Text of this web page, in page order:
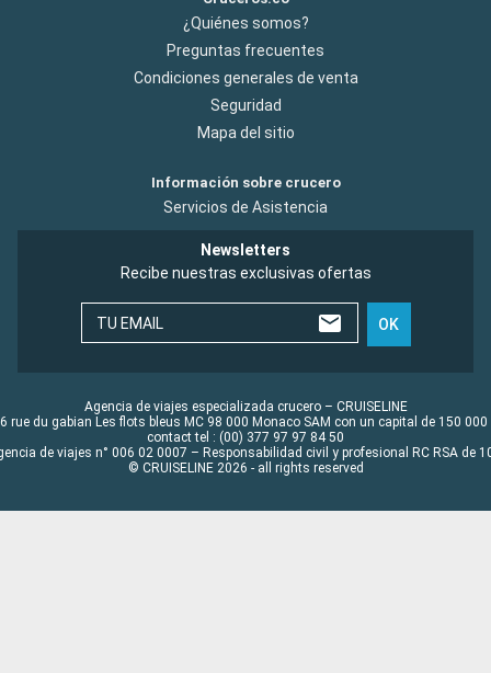
¿Quiénes somos?
Preguntas frecuentes
Condiciones generales de venta
Seguridad
Mapa del sitio
Información sobre crucero
Servicios de Asistencia
Newsletters
Recibe nuestras exclusivas ofertas
TU EMAIL OK
Agencia de viajes especializada crucero – CRUISELINE
rue du gabian Les flots bleus MC 98 000 Monaco SAM con un capital de 150 000
contact tel : (00) 377 97 97 84 50
de viajes n° 006 02 0007 – Responsabilidad civil y profesional RC RSA de
© CRUISELINE 2026 - all rights reserved